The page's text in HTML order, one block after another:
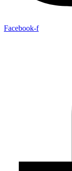
Facebook-f